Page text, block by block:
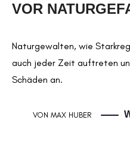
VOR
Naturgewalten, wie
auch jeder Zeit auftreten
Schäden an.
VON MAX HUBER